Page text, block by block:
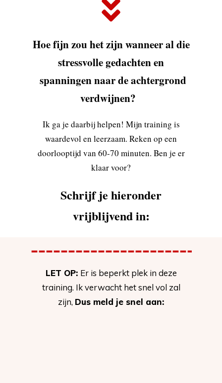
Hoe fijn zou het zijn wanneer al die
stressvolle gedachten en
spanningen naar de achtergrond
verdwijnen?
Ik ga je daarbij helpen! Mijn training is
waardevol en leerzaam. Reken op een
doorlooptijd van 60-70 minuten. Ben je er
klaar voor?
Schrijf je hieronder
vrijblijvend in:
LET OP: Er is beperkt plek in deze
training. Ik verwacht het snel vol zal
zijn, Dus meld je snel aan: